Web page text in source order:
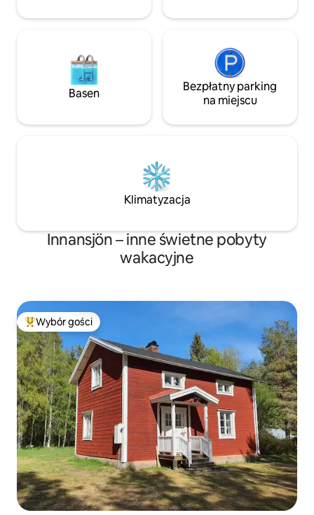
miasta, rezerwatem przyrody, Ica maxi i
otoczonej
Basen
Bezpłatny parking
na miejscu
Klimatyzacja
Innansjön – inne świetne pobyty
wakacyjne
Najpopularniejsze z kategorii Wybór gości
Wybór gości